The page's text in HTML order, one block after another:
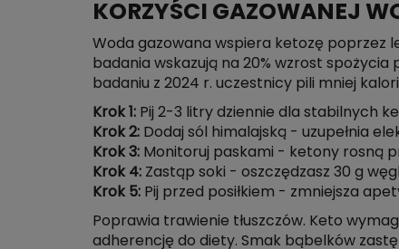
KORZYŚCI GAZOWANEJ
Woda gazowana wspiera ketozę poprzez
badania wskazują na 20% wzrost spożycia
badaniu z 2024 r. uczestnicy pili mniej
Krok 1: Pij 2-3 litry dziennie dla stabilnych
Krok 2: Dodaj sól himalajską - uzupełnia
Krok 3: Monitoruj paskami - ketony rosną
Krok 4: Zastąp soki - oszczędzasz 30 g
Krok 5: Pij przed posiłkiem - zmniejsza
Poprawia trawienie tłuszczów. Keto
adherencję do diety. Smak bąbelków